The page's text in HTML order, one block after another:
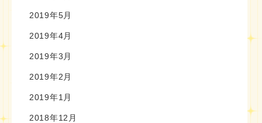
2019年5月
2019年4月
2019年3月
2019年2月
2019年1月
2018年12月